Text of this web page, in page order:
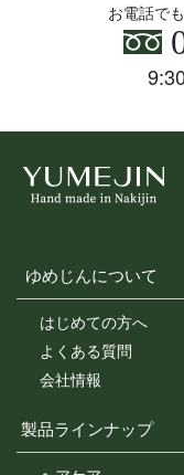
お電話で
ゆめじんについて
はじめての方へ
よくある質問
会社情報
製品ラインナップ